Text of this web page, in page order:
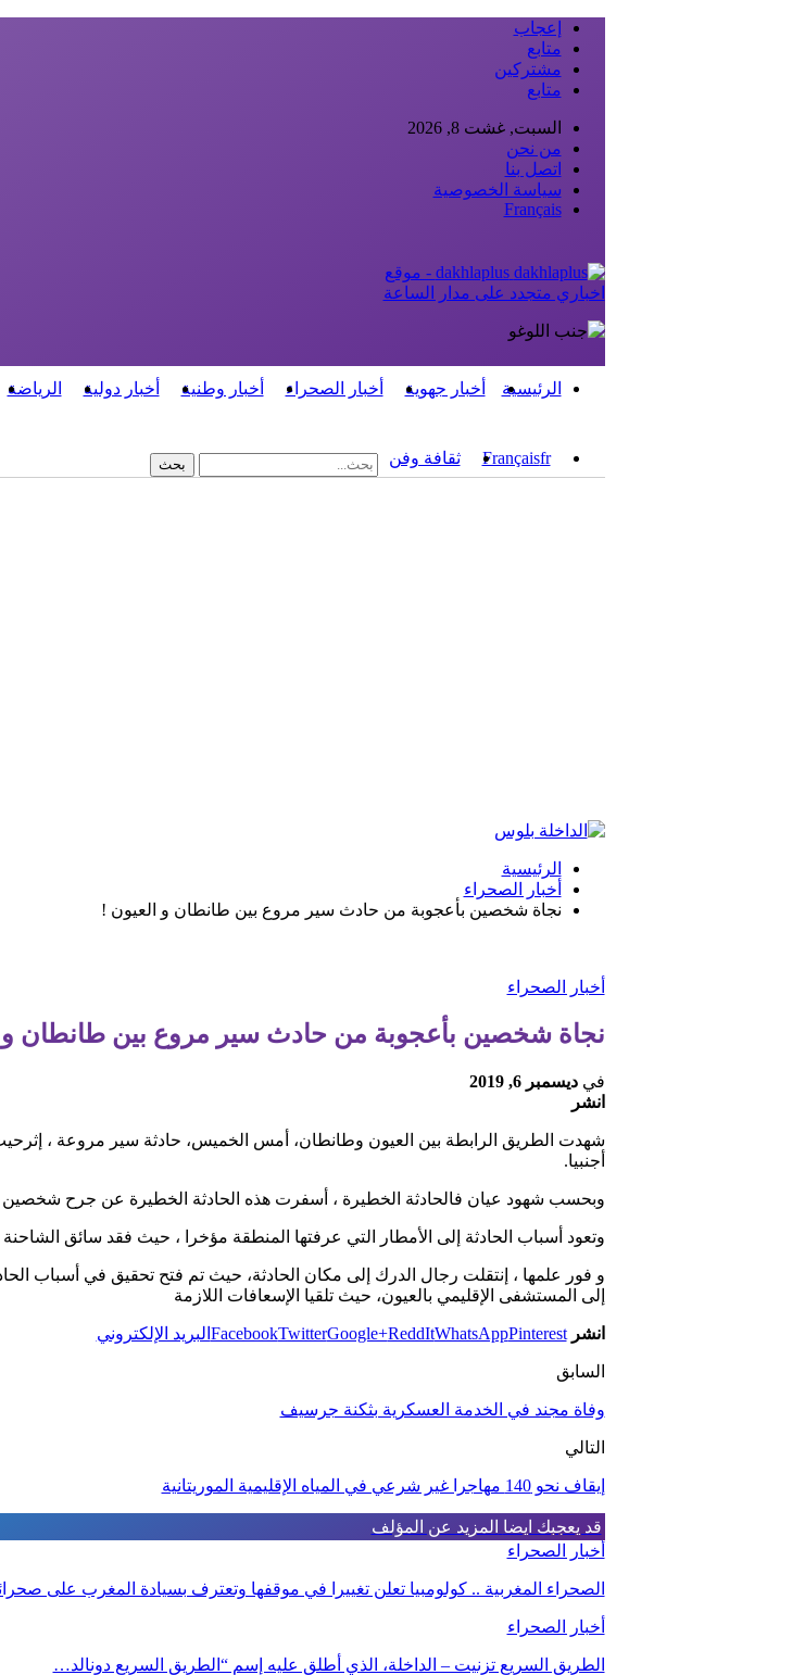
إعجاب
متابع
مشتركين
متابع
السبت, غشت 8, 2026
من نحن
اتصل بنا
سياسة الخصوصية
Français
dakhlaplus - موقع
اخباري متجدد على مدار الساعة
الرئيسية أخبار جهوية أخبار الصحراء أخبار وطنية أخبار دولية الرياضة
Françaisfr ثقافة وفن
الرئيسية
أخبار الصحراء
نجاة شخصين بأعجوبة من حادث سير مروع بين طانطان و العيون !
أخبار الصحراء
نجاة شخصين بأعجوبة من حادث سير مروع بين طانطان و
فيديسمبر 6, 2019
انشر
شهدت الطريق الرابطة بين العيون وطانطان، أمس الخميس، حادثة سير مروعة ،
أجنبيا.
وبحسب شهود عيان فالحادثة الخطيرة ، أسفرت هذه الحادثة الخطيرة عن جرح شخصين
وتعود أسباب الحادثة إلى الأمطار التي عرفتها المنطقة مؤخرا ، حيث فقد سائق
و فور علمها ، إنتقلت رجال الدرك إلى مكان الحادثة، حيث تم فتح تحقيق في أسباب
إلى المستشفى الإقليمي بالعيون، حيث تلقيا الإسعافات اللازمة
انشر FacebookTwitterGoogle+ReddItWhatsAppPinterest البريد الإلكتروني
السابق
وفاة مجند في الخدمة العسكرية بثكنة جرسيف
التالي
إيقاف نحو 140 مهاجرا غير شرعي في المياه الإقليمية الموريتانية
قد يعجبك ايضا المزيد عن المؤلف
أخبار الصحراء
الصحراء المغربية .. كولومبيا تعلن تغييرا في موقفها وتعترف بسيادة المغرب على
أخبار الصحراء
الطريق السريع تزنيت – الداخلة، الذي أطلق عليه إسم “الطريق السريع دونالد…